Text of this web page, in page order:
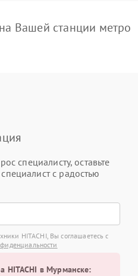
Вашей станции метро
специалисту, оставьте
с радостью
HITACHI, Вы соглашаетесь с
HITACHI в Мурманске: